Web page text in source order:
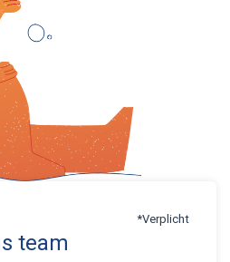
*Verplicht
team